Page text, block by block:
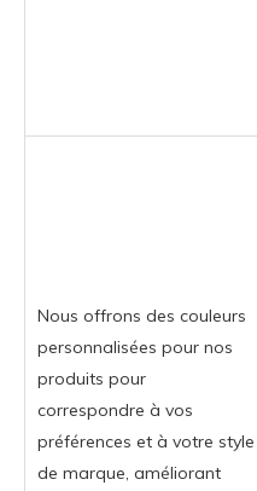
Nous offrons des couleurs
personnalisées pour nos
produits pour
correspondre à vos
préférences et à votre style
de marque, améliorant